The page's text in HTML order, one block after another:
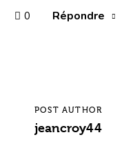
0
Répondre
POST AUTHOR
jeancroy44